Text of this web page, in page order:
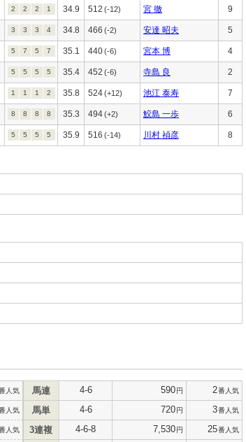
2 2 2 1 34.9 512 (-12) 宮 徹 9
3 3 3 4 34.8 466 (-2) 安達 昭夫 5
5 7 5 7 35.1 440(-6) 宮本 博 4
5 5 5 5 35.4 452 (-6) 寺島 良 2
1 1 1 2 35.8 524(+12) 池江 泰寿 7
8 8 8 8 35.3 494(+2) 鮫島 一歩 6
5 5 5 5 35.9 516 (-14) 川村 禎彦 8
人気
人気
人気
馬連 4-6 590円 2番人気
馬単 4-6 720円 3番人気
3連複 4-6-8 7,530円 25番人気